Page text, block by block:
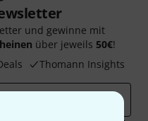
und gewinne mit
über jeweils 50€!
Thomann Insights